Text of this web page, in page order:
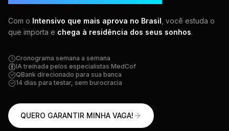
Com o Intensivo que mais aprova no Brasil , você estuda o
que importa e chega à residência dos seus sonhos.
Cronograma semana a semana
IA treinada pelos especialistas MedCof
QBank direcionado para sua banca
14 dias para testar, sem burocracia
QUERO GARANTIR MINHA VAGA!